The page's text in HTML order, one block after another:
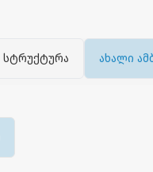
სტრუქტურა ახალი